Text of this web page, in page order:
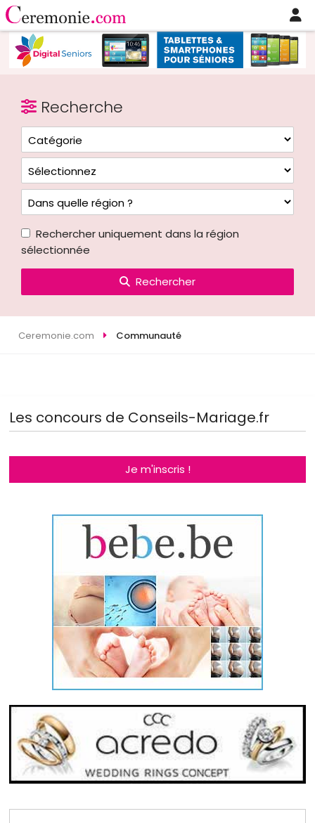
Recherche
Rechercher uniquement dans la région
sélectionnée
Rechercher
Ceremonie.com Communauté
Les concours de Conseils-Mariage.fr
Je m'inscris !